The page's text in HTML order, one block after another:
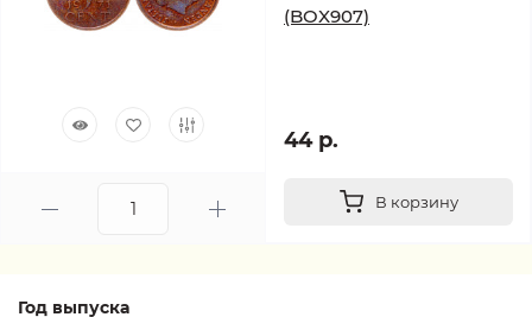
(BOX907)
44 р.
В корзину
Год выпуска